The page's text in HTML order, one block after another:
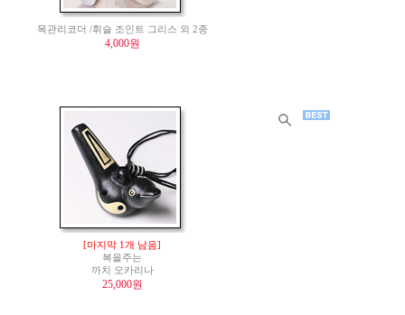
목관리코더 /휘슬 조인트 그리스 외 2종
4,000원
[마지막 1개 남음]
복을주는
까치 오카리나
25,000원